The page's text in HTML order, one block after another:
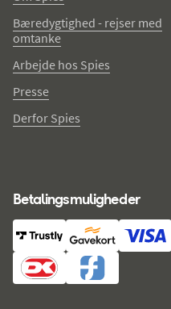
Bæredygtighed - rejser med
omtanke
Arbejde hos Spies
Presse
Derfor Spies
Betalingsmuligheder